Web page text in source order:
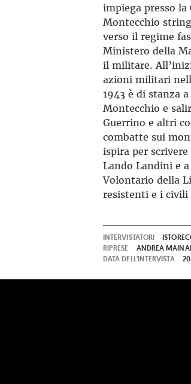
impiega presso la
Montecchio
verso il regime
Ministero della
il militare.
azioni militari
1943 è di stanza
Montecchio e
Guerrino e altri
combatte sui
ispira per
Lando Landini e
Volontario della
resistenti e i civili
INTERVISTATORI
RIPRESE
ANDREA
DATA DELL'INTERVISTA